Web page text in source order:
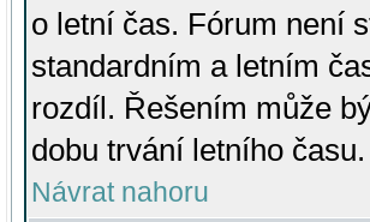
o letní čas. Fórum není
standardním a letním
rozdíl. Řešením může
dobu trvání letního času.
Návrat nahoru